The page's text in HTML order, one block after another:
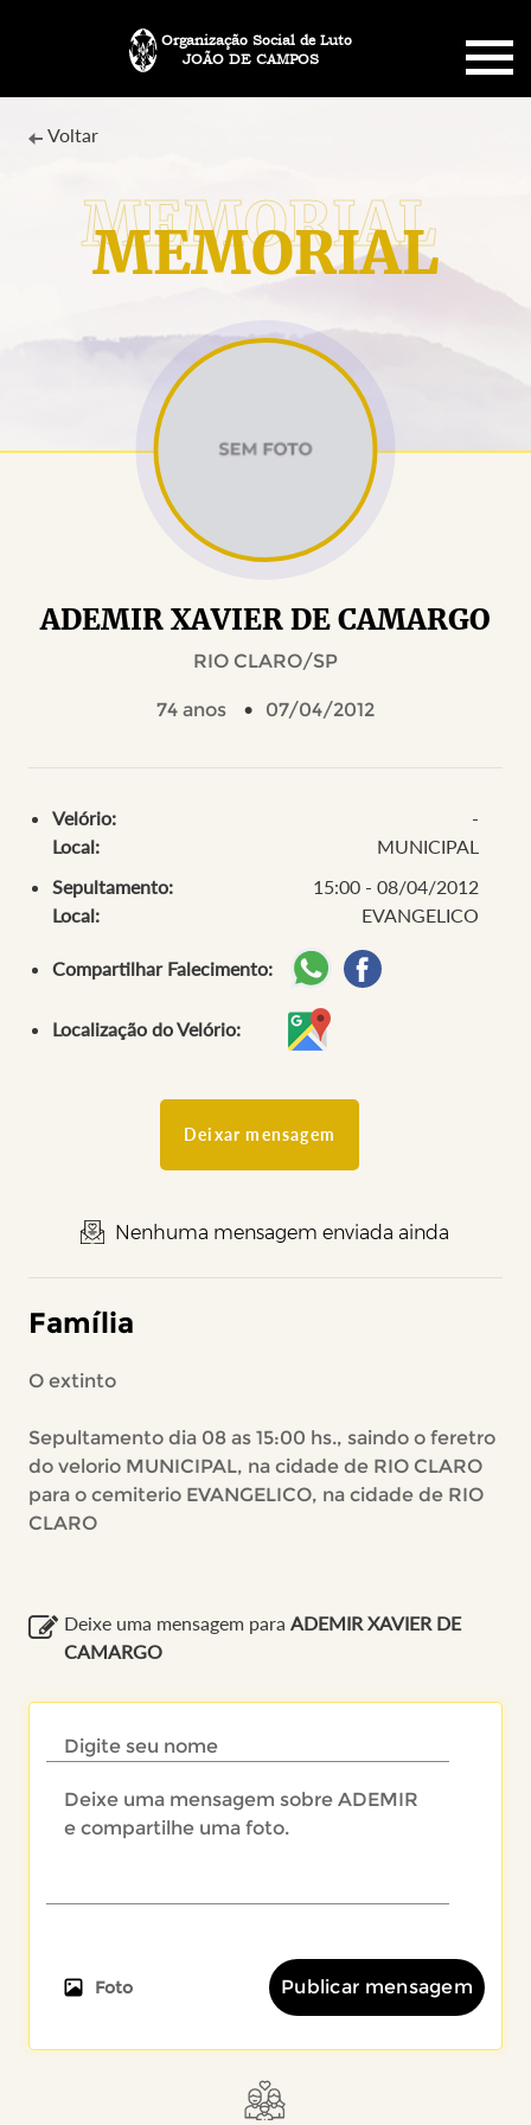
JOÃO DE CAMPOS
Organização Social de Luto
SOBRE NÓS
PLANO FUNERÁRIO
MENSAGENS
MEMORIAL
Voltar
ADEMIR XAVIER DE CAMARGO
RIO CLARO/SP
74 anos 07/04/2012
Velório:
-
Local:
MUNICIPAL
Sepultamento:
15:00 - 08/04/2012
Local:
EVANGELICO
Compartilhar Falecimento:
Localização do Velório:
Deixar mensagem
Nenhuma mensagem enviada ainda
Família
O extinto
Sepultamento dia 08 as 15:00 hs., saindo o feretro
do velorio MUNICIPAL, na cidade de RIO CLARO
para o cemiterio EVANGELICO, na cidade de RIO
CLARO
Deixe uma mensagem para ADEMIR XAVIER DE
CAMARGO
Foto Publicar mensagem